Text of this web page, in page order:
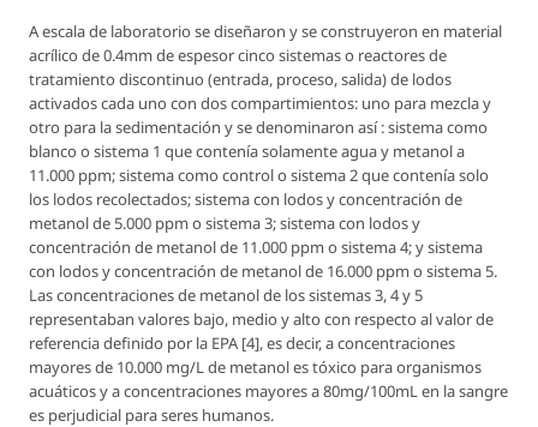
A escala de laboratorio se diseñaron y se construyeron en material
acrílico de 0.4mm de espesor cinco sistemas o reactores de
tratamiento discontinuo (entrada, proceso, salida) de lodos
activados cada uno con dos compartimientos: uno para mezcla y
otro para la sedimentación y se denominaron así : sistema como
blanco o sistema 1 que contenía solamente agua y metanol a
11.000 ppm; sistema como control o sistema 2 que contenía solo
los lodos recolectados; sistema con lodos y concentración de
metanol de 5.000 ppm o sistema 3; sistema con lodos y
concentración de metanol de 11.000 ppm o sistema 4; y sistema
con lodos y concentración de metanol de 16.000 ppm o sistema 5.
Las concentraciones de metanol de los sistemas 3, 4 y 5
representaban valores bajo, medio y alto con respecto al valor de
referencia definido por la EPA [4], es decir, a concentraciones
mayores de 10.000 mg/L de metanol es tóxico para organismos
acuáticos y a concentraciones mayores a 80mg/100mL en la sangre
es perjudicial para seres humanos.